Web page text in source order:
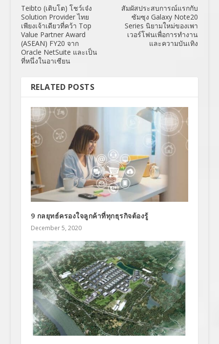
Teibto (เติบโต) โชว์เจ๋ง
Solution Provider ไทย
เพียงเจ้าเดียวที่คว้า Top
Value Partner Award
(ASEAN) FY20 จาก
Oracle NetSuite และเป็น
ที่หนึ่งในอาเซียน
สัมผัสประสบการณ์แรกกับ
ซัมซุง Galaxy Note20
Series นิยามใหม่ของเพา
เวอร์โฟนเพื่อการทำงาน
และความบันเทิง
RELATED POSTS
9 กลยุทธ์ครองใจลูกค้าที่ทุกธุรกิจต้องรู้
December 5, 2020